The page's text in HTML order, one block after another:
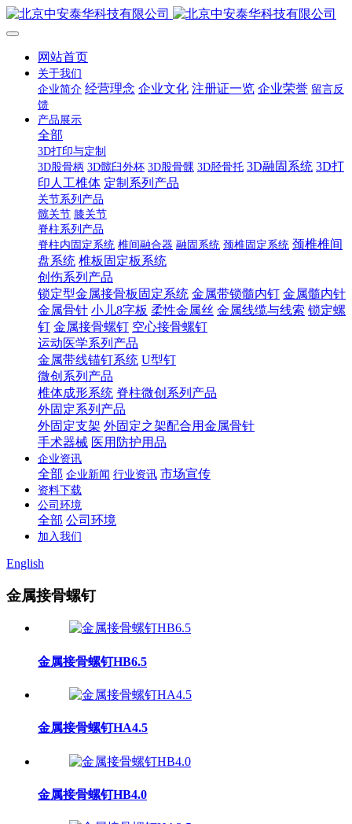
网站首页
关于我们
企业简介 经营理念 企业文化 注册证一览 企业荣誉 留言反
馈
产品展示
全部
3D打印与定制
3D股骨柄 3D髋臼外杯 3D股骨髁 3D胫骨托 3D融固系统 3D打
印人工椎体 定制系列产品
关节系列产品
髋关节 膝关节
脊柱系列产品
脊柱内固定系统 椎间融合器 融固系统 颈椎固定系统 颈椎椎间
盘系统 椎板固定板系统
创伤系列产品
锁定型金属接骨板固定系统 金属带锁髓内钉 金属髓内针
金属骨针 小儿8字板 柔性金属丝 金属线缆与线索 锁定螺
钉 金属接骨螺钉 空心接骨螺钉
运动医学系列产品
金属带线锚钉系统 U型钉
微创系列产品
椎体成形系统 脊柱微创系列产品
外固定系列产品
外固定支架 外固定之架配合用金属骨针
手术器械 医用防护用品
企业资讯
全部 企业新闻 行业资讯 市场宣传
资料下载
公司环境
全部 公司环境
加入我们
English
金属接骨螺钉
金属接骨螺钉HB6.5
金属接骨螺钉HA4.5
金属接骨螺钉HB4.0